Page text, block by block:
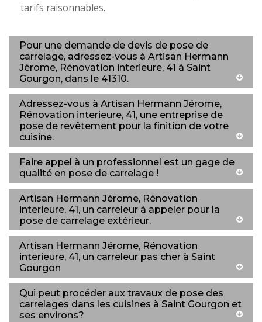
tarifs raisonnables.
Pour une demande de devis de pose de
carrelage, adressez-vous à Artisan Hermann
Jérome, Rénovation interieure, 41 à Saint
Gourgon, dans le 41310.
Adressez-vous à Artisan Hermann Jérome,
Rénovation interieure, 41, une entreprise de
pose de revêtement pour la finition de votre
cuisine.
Faire appel à un professionnel est un gage de
qualité en pose de carrelage !
Artisan Hermann Jérome, Rénovation
interieure, 41, un carreleur à appeler pour la
pose de carrelage extérieur.
Artisan Hermann Jérome, Rénovation
interieure, 41, un carreleur pas cher à Saint
Gourgon
Qui peut procéder aux travaux de pose des
carrelages dans les cuisines à Saint Gourgon et
ses environs?